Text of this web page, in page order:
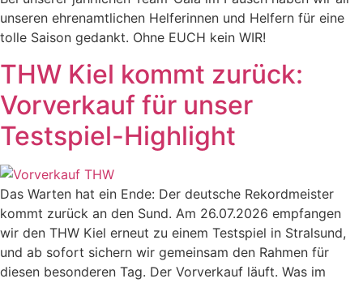
unseren ehrenamtlichen Helferinnen und Helfern für eine
tolle Saison gedankt. Ohne EUCH kein WIR!
THW Kiel kommt zurück:
Vorverkauf für unser
Testspiel-Highlight
Das Warten hat ein Ende: Der deutsche Rekordmeister
kommt zurück an den Sund. Am 26.07.2026 empfangen
wir den THW Kiel erneut zu einem Testspiel in Stralsund,
und ab sofort sichern wir gemeinsam den Rahmen für
diesen besonderen Tag. Der Vorverkauf läuft. Was im